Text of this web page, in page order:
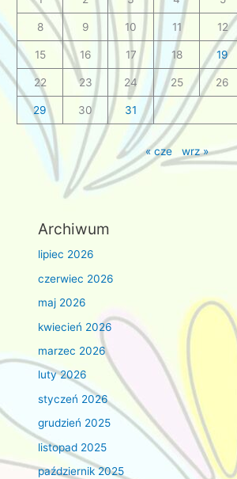
8 9 10 11 12
15 16 17 18 19
22 23 24 25 26
29 30 31
« cze wrz »
Archiwum
lipiec 2026
czerwiec 2026
maj 2026
kwiecień 2026
marzec 2026
luty 2026
styczeń 2026
grudzień 2025
listopad 2025
październik 2025